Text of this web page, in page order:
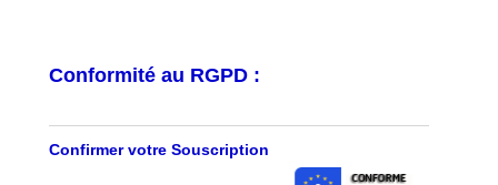
Conformité au RGPD :
Confirmer votre Souscription